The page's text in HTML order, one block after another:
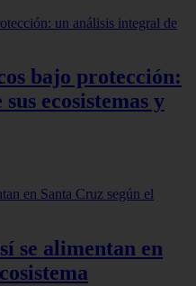
bajo protección:
ecosistemas y
se alimentan en